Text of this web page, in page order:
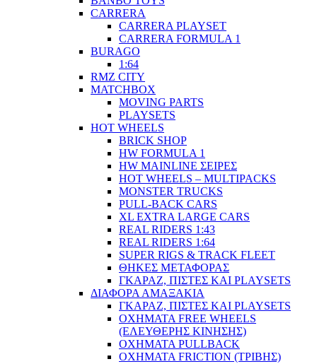
CARRERA
CARRERA PLAYSET
CARRERA FORMULA 1
BURAGO
1:64
RMZ CITY
MATCHBOX
MOVING PARTS
PLAYSETS
HOT WHEELS
BRICK SHOP
HW FORMULA 1
HW MAINLINE ΣΕΙΡΕΣ
HOT WHEELS – MULTIPACKS
MONSTER TRUCKS
PULL-BACK CARS
XL EXTRA LARGE CARS
REAL RIDERS 1:43
REAL RIDERS 1:64
SUPER RIGS & TRACK FLEET
ΘΗΚΕΣ ΜΕΤΑΦΟΡΑΣ
ΓΚΑΡΑΖ, ΠΙΣΤΕΣ ΚΑΙ PLAYSETS
ΔΙΑΦΟΡΑ ΑΜΑΞΑΚΙΑ
ΓΚΑΡΑΖ, ΠΙΣΤΕΣ ΚΑΙ PLAYSETS
ΟΧΗΜΑΤΑ FREE WHEELS
(ΕΛΕΥΘΕΡΗΣ ΚΙΝΗΣΗΣ)
ΟΧΗΜΑΤΑ PULLBACK
ΟΧΗΜΑΤΑ FRICTION (ΤΡΙΒΗΣ)